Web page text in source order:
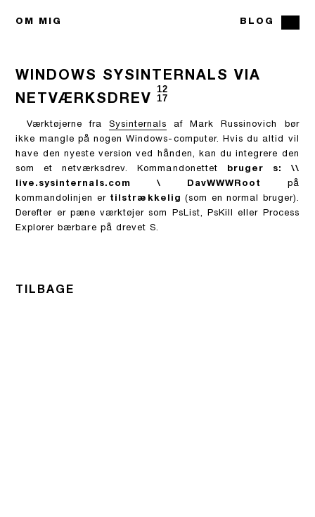
OM MIG BLOG
WINDOWS SYSINTERNALS VIA
NETVÆRKSDREV
12
17
Værktøjerne fra Sysinternals af Mark Russinovich bør
ikke mangle på nogen Windows-computer. Hvis du altid vil
have den nyeste version ved hånden, kan du integrere den
som et netværksdrev. Kommandonettet
bruger s: \\
live.sysinternals.com \ DavWWWRoot
på
kommandolinjen er tilstrækkelig (som en normal bruger).
Derefter er pæne værktøjer som PsList, PsKill eller Process
Explorer bærbare på drevet S.
TILBAGE